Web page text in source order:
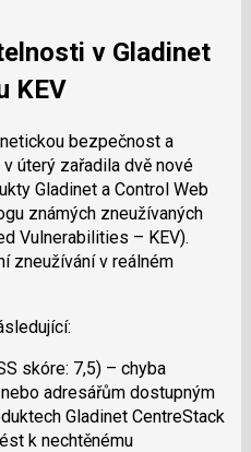
v Gladinet
KEV
bezpečnost a
úterý zařadila dvě nové
Gladinet a Control Web
známých zneužívaných
Vulnerabilities – KEV).
zneužívání v reálném
skóre: 7,5) – chyba
adresářům dostupným
Gladinet CentreStack
k nechtěnému